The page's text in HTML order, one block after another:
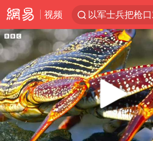
视频
以军士兵把枪
方桃子代言广
浙江省发出今年
央视新主播李秋
白海豚登陆前